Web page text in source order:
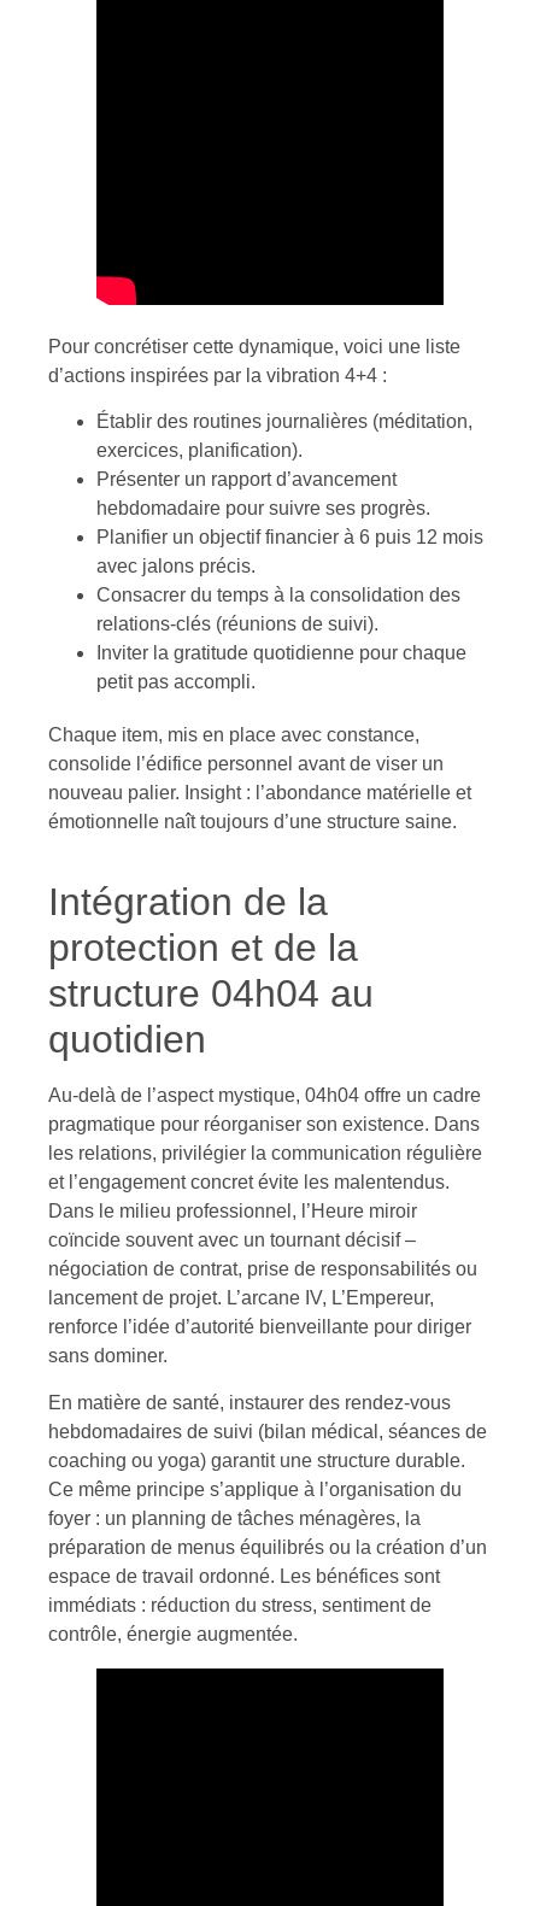
Pour concrétiser cette dynamique, voici une liste
d’actions inspirées par la vibration 4+4 :
Établir des routines journalières (méditation,
exercices, planification).
Présenter un rapport d’avancement
hebdomadaire pour suivre ses progrès.
Planifier un objectif financier à 6 puis 12 mois
avec jalons précis.
Consacrer du temps à la consolidation des
relations-clés (réunions de suivi).
Inviter la gratitude quotidienne pour chaque
petit pas accompli.
Chaque item, mis en place avec constance,
consolide l’édifice personnel avant de viser un
nouveau palier. Insight : l’abondance matérielle et
émotionnelle naît toujours d’une structure saine.
Intégration de la
protection et de la
structure 04h04 au
quotidien
Au-delà de l’aspect mystique, 04h04 offre un cadre
pragmatique pour réorganiser son existence. Dans
les relations, privilégier la communication régulière
et l’engagement concret évite les malentendus.
Dans le milieu professionnel, l’Heure miroir
coïncide souvent avec un tournant décisif –
négociation de contrat, prise de responsabilités ou
lancement de projet. L’arcane IV, L’Empereur,
renforce l’idée d’autorité bienveillante pour diriger
sans dominer.
En matière de santé, instaurer des rendez-vous
hebdomadaires de suivi (bilan médical, séances de
coaching ou yoga) garantit une structure durable.
Ce même principe s’applique à l’organisation du
foyer : un planning de tâches ménagères, la
préparation de menus équilibrés ou la création d’un
espace de travail ordonné. Les bénéfices sont
immédiats : réduction du stress, sentiment de
contrôle, énergie augmentée.